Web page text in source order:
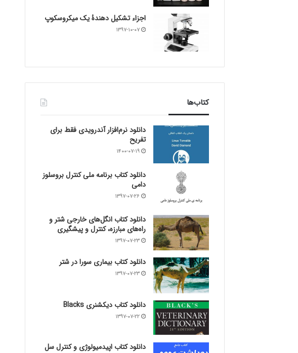
اجزاء تشکیل دهندۀ یک میکروسکوپ
۱۳۹۷-۱۰-۰۷
کتاب‌ها
دانلود نرم‌افزار آندرویدی فقط برای
تفریح
۱۴۰۰-۰۷-۱۹
دانلود کتاب برنامه ملی کنترل بروسلوز
دامی
۱۳۹۷-۰۷-۲۶
دانلود کتاب انگل‌های خارجی شتر و
راه‌های مبارزه، کنترل و پیشگیری
۱۳۹۷-۰۷-۲۳
دانلود کتاب بیماری سورا در شتر
۱۳۹۷-۰۷-۲۳
دانلود کتاب دیکشنری Blacks
۱۳۹۷-۰۷-۲۲
دانلود کتاب اپیدمیولوژی و کنترل سل